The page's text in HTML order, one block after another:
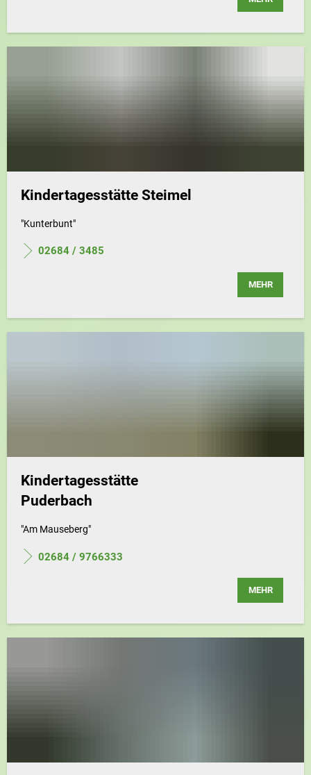
Kindertagesstätte Steimel
"Kunterbunt"
02684 / 3485
MEHR
Kindertagesstätte
Puderbach
"Am Mauseberg"
02684 / 9766333
MEHR